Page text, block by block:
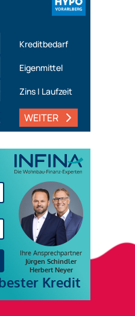
Kreditbedarf
Eigenmittel
Zins | Laufzeit
WEITER